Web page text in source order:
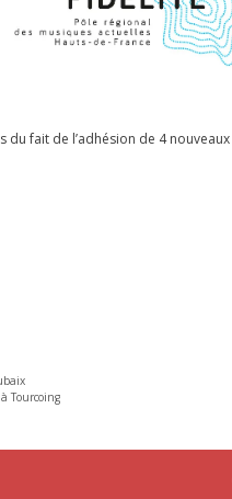
fait de l’adhésion de 4
Tourcoing